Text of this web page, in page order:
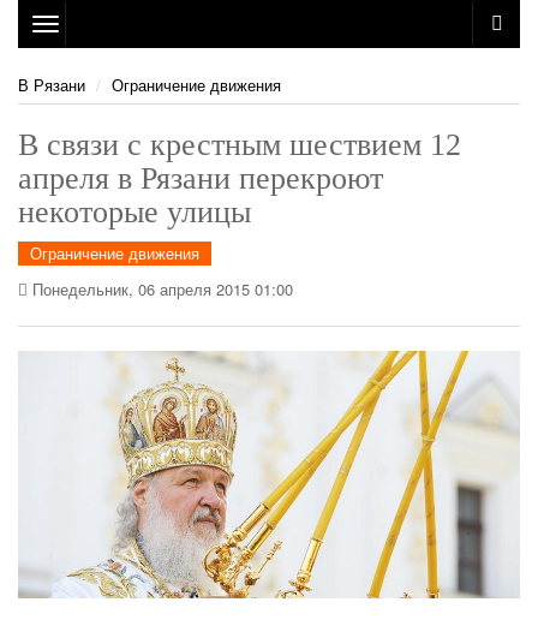
Toggle
navigation
В Рязани
Ограничение движения
В связи с крестным шествием 12
апреля в Рязани перекроют
некоторые улицы
Ограничение движения
Понедельник, 06 апреля 2015 01:00